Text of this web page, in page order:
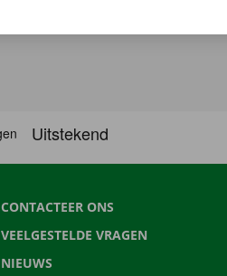
CONTACTEER ONS
VEELGESTELDE VRAGEN
NIEUWS